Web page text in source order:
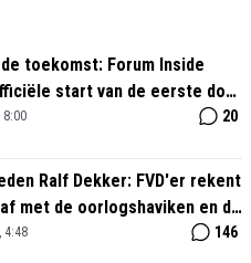
de toekomst: Forum Inside
start van de eerste door
Renaissanceschool
8:00 20
Ralf Dekker: FVD'er rekent
met de oorlogshaviken en de
Israël'
4:48 146